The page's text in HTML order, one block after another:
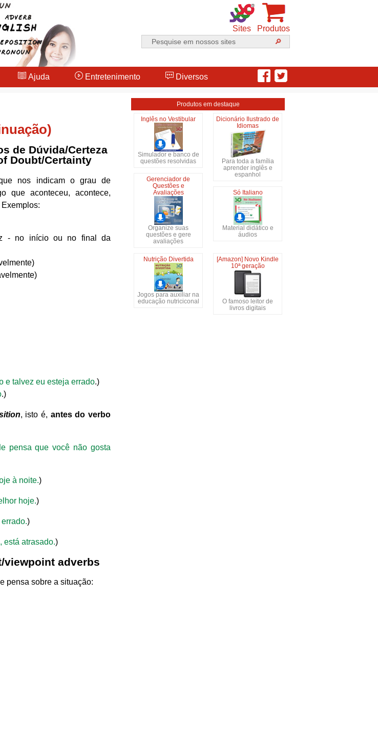
Produtos
Sites
Ajuda Entretenimento Diversos
de Dúvida/Certeza
Doubt/Certainty
nos indicam o grau de
que aconteceu, acontece,
- no início ou no final da
e talvez eu esteja errado.)
.)
, isto é, antes do verbo
pensa que você não gosta
à noite.)
hoje.)
)
está atrasado.)
viewpoint adverbs
pensa sobre a situação:
Produtos em destaque
Inglês no Vestibular
Simulador e banco de
questões resolvidas
Dicionário Ilustrado de
Idiomas
Para toda a família
aprender inglês e
espanhol
Gerenciador de
Questões e
Avaliações
Organize suas
questões e gere
avaliações
Só Italiano
Material didático e
áudios
Nutrição Divertida
Jogos para auxiliar na
educação nutriciconal
[Amazon] Novo Kindle
10ª geração
O famoso leitor de
livros digitais